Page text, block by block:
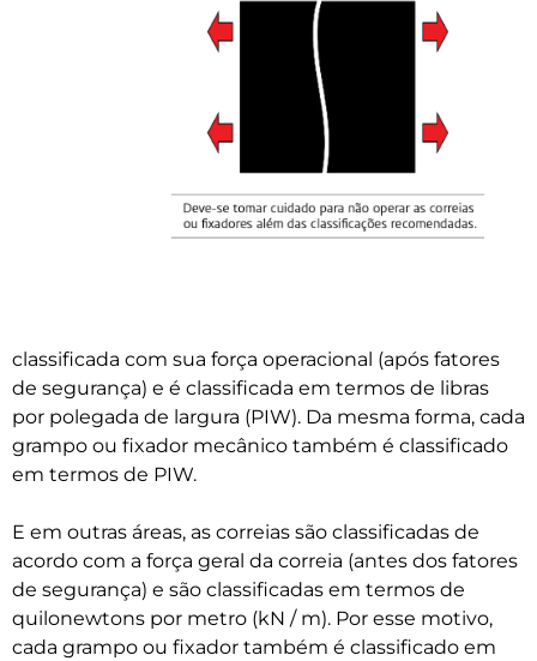
classificada com sua força operacional (após fatores
de segurança) e é classificada em termos de libras
por polegada de largura (PIW). Da mesma forma, cada
grampo ou fixador mecânico também é classificado
em termos de PIW.
E em outras áreas, as correias são classificadas de
acordo com a força geral da correia (antes dos fatores
de segurança) e são classificadas em termos de
quilonewtons por metro (kN / m). Por esse motivo,
cada grampo ou fixador também é classificado em